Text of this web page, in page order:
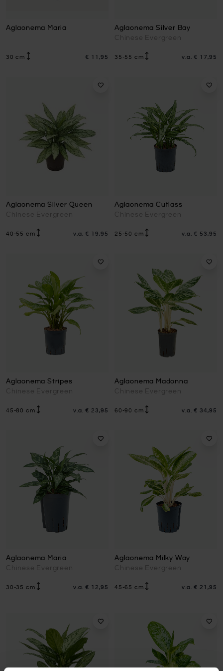
Aglaonema Maria
30 cm € 11,95
Aglaonema Silver Bay
Chinese Evergreen
35-55 cm v.a. € 17,95
Aglaonema Silver Queen
Chinese Evergreen
40-55 cm v.a. € 19,95
Aglaonema Cutlass
Chinese Evergreen
25-50 cm v.a. € 53,95
Aglaonema Stripes
Chinese Evergreen
45-80 cm v.a. € 23,95
Aglaonema Madonna
Chinese Evergreen
60-90 cm v.a. € 34,95
Aglaonema Maria
Chinese Evergreen
30-35 cm v.a. € 12,95
Aglaonema Milky Way
Chinese Evergreen
45-65 cm v.a. € 21,95